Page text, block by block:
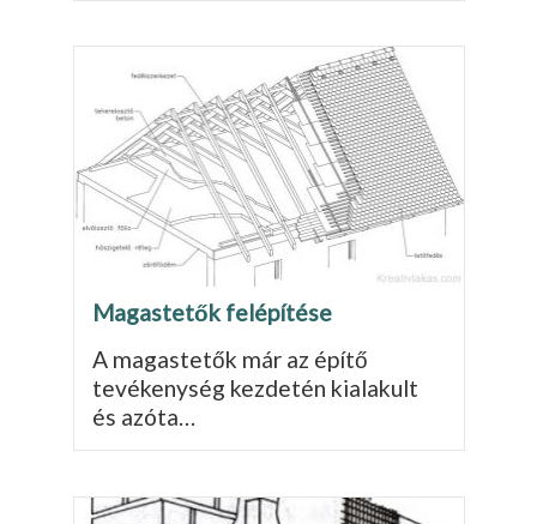
Magastetők felépítése
A magastetők már az építő
tevékenység kezdetén kiala­kult
és azóta…